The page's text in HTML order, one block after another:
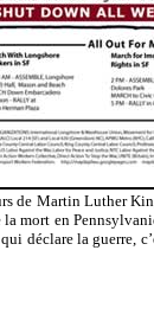
de Martin Luther
mort en
déclare la guerre,